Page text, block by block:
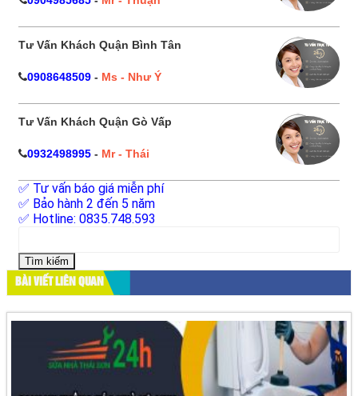
Tư Vấn Khách Quận Bình Tân
0908648509 - Ms - Như Ý
Tư Vấn Khách Quận Gò Vấp
0932498995 - Mr - Thái
✅ Tư vấn báo giá miễn phí
✅ Bảo hành 2 đến 5 năm
✅ Hotline: 0835.748.593
cho:
BÀI VIẾT LIÊN QUAN